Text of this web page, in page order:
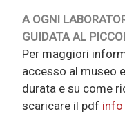
A OGNI
GUIDATA AL
Per maggiori
accesso al museo
durata e su come
scaricare il pdf info